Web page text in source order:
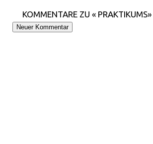
KOMMENTARE ZU « PRAKTIKUMS»